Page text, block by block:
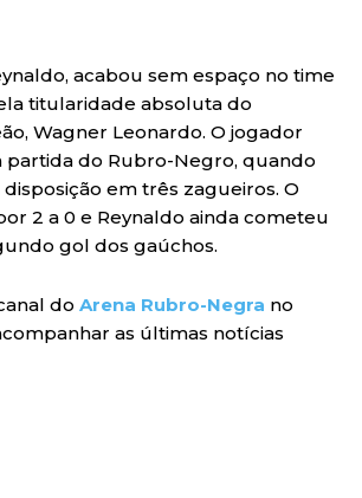
acabou sem espaço no time
titularidade absoluta do
Wagner Leonardo. O jogador
partida do Rubro-Negro, quando
em três zagueiros. O
2 a 0 e Reynaldo ainda cometeu
gol dos gaúchos.
do Arena Rubro-Negra no
as últimas notícias